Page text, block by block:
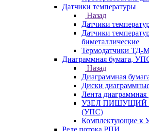
Датчики температуры
Назад
Датчики
Датчики
биметаллические
Термодатчики ТД-
Диаграммная бумага,
Назад
Диаграммная
Диски
Лента диаграммная
УЗЕЛ ПИШУЩИЙ
(УПС)
Комплектующие к
Реле потока РПИ